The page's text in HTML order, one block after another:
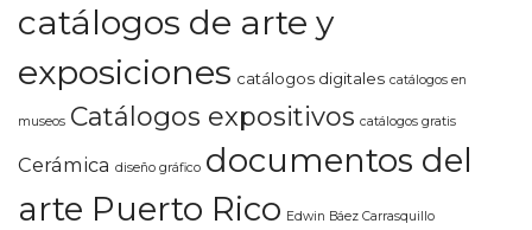
catálogos de arte y
exposiciones catálogos digitales catálogos en
museos Catálogos expositivos catálogos gratis
Cerámica diseño gráfico documentos del
arte Puerto Rico Edwin Báez Carrasquillo